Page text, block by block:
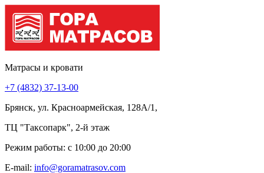
Матрасы и кровати
+7 (4832) 37-13-00
Брянск, ул. Красноармейская, 128А/1,
ТЦ "Таксопарк", 2-й этаж
Режим работы: c 10:00 до 20:00
E-mail: info@goramatrasov.com